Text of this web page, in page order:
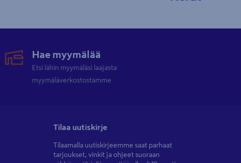
Hae myymälää
Etsi lähin myymäläsi laajasta
myymäläverkostostamme
Tilaa uutiskirje
Tilaamalla uutiskirjeemme saat parhaat
tarjoukset, vinkit ja ohjeet suoraan